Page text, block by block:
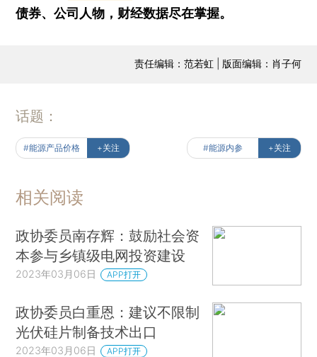
债券、公司人物，财经数据尽在掌握。
责任编辑：范若虹 | 版面编辑：肖子何
话题：
#能源产品价格 +关注 #能源内参 +关注
相关阅读
政协委员南存辉：鼓励社会资
本参与乡镇级电网投资建设
2023年03月06日 APP打开
政协委员白重恩：建议不限制
光伏硅片制备技术出口
2023年03月06日 APP打开